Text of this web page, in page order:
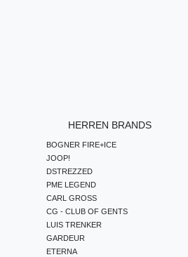
HERREN BRANDS
BOGNER FIRE+ICE
JOOP!
DSTREZZED
PME LEGEND
CARL GROSS
CG - CLUB OF GENTS
LUIS TRENKER
GARDEUR
ETERNA